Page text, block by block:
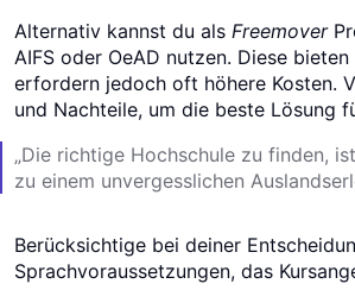
Alternativ kannst du als Freemover
AIFS oder OeAD nutzen. Diese
erfordern jedoch oft höhere Kosten.
und Nachteile, um die beste Lösung
„Die richtige Hochschule zu finden,
zu einem unvergesslichen
Berücksichtige bei deiner
Sprachvoraussetzungen, das